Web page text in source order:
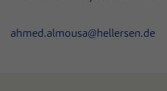
ahmed.almousa@hellersen.de